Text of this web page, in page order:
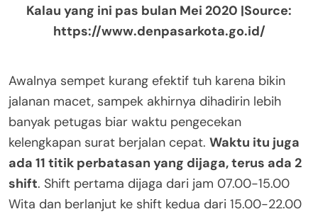
Kalau yang ini pas bulan Mei 2020 |Source:
https://www.denpasarkota.go.id/
Awalnya sempet kurang efektif tuh karena bikin
jalanan macet, sampek akhirnya dihadirin lebih
banyak petugas biar waktu pengecekan
kelengkapan surat berjalan cepat. Waktu itu juga
ada 11 titik perbatasan yang dijaga, terus ada 2
shift. Shift pertama dijaga dari jam 07.00-15.00
Wita dan berlanjut ke shift kedua dari 15.00-22.00